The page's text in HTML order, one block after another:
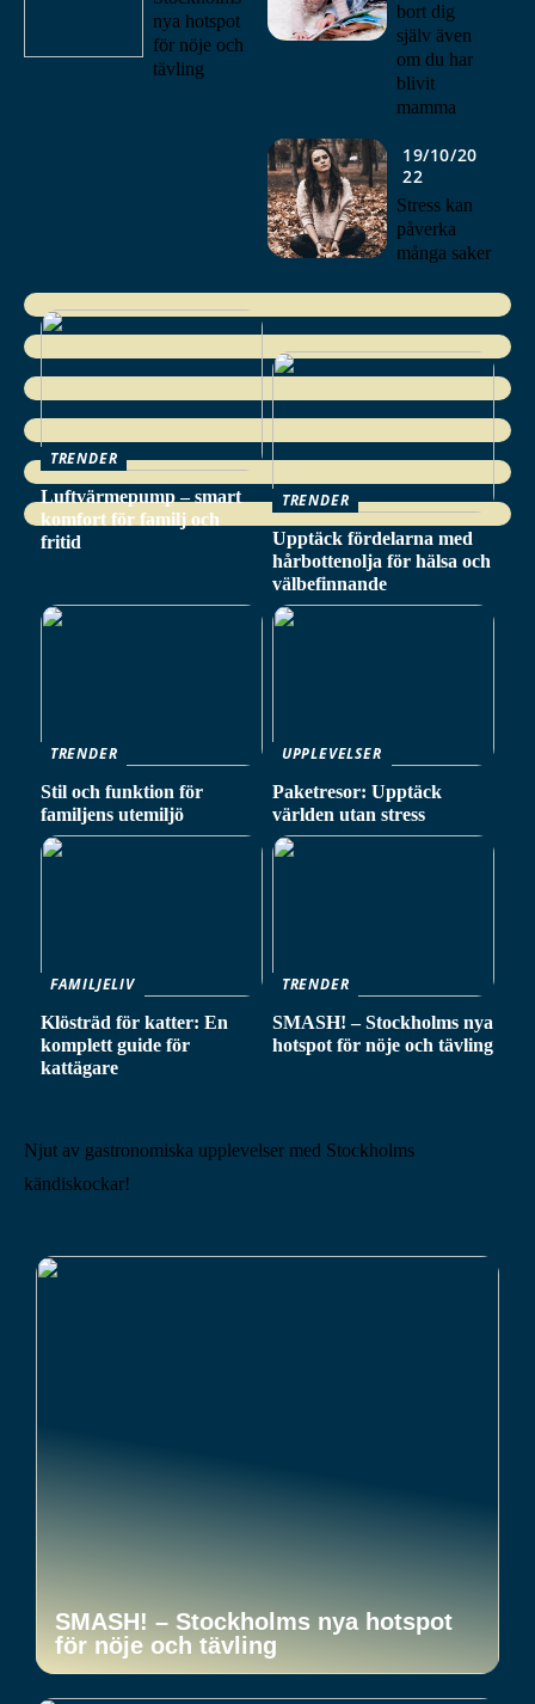
nya hotspot
för nöje och
tävling
bort dig
själv även
om du har
blivit
mamma
19/10/20
22
Stress kan
påverka
många saker
TRENDER
Luftvärmepump – smart
komfort för familj och
fritid
TRENDER
Upptäck fördelarna med
hårbottenolja för hälsa och
välbefinnande
TRENDER
Stil och funktion för
familjens utemiljö
UPPLEVELSER
Paketresor: Upptäck
världen utan stress
FAMILJELIV
Klösträd för katter: En
komplett guide för
kattägare
TRENDER
SMASH! – Stockholms nya
hotspot för nöje och tävling
Njut av gastronomiska upplevelser med Stockholms
kändiskockar!
SMASH! – Stockholms nya hotspot
för nöje och tävling